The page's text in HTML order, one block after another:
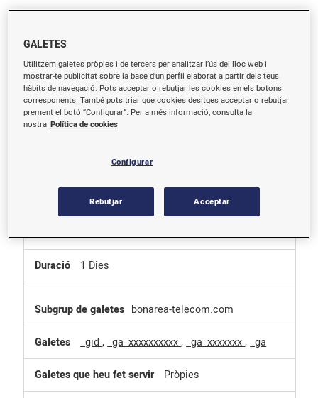
rendiment
_gid , _ga ,_ga_xxxxxxxxxx
Pròpies
Sessió, Sessió, Sessió
.bonarea-telecom.com
_gid
1 Dies
bonarea-telecom.com
_gid,_ga_xxxxxxxxxx,_ga_xxxxxxx,_ga
Pròpies
GALETES
Utilitzem galetes pròpies i de tercers per analitzar l’ús del lloc web i
mostrar-te publicitat sobre la base d’un perfil elaborat a partir dels teus
hàbits de navegació. Pots acceptar o rebutjar les cookies en els botons
corresponents. També pots triar que cookies desitges acceptar o rebutjar
prement el botó “Configurar”. Per a més informació, consulta la
nostra Política de cookies
Configurar
Rebutjar Acceptar